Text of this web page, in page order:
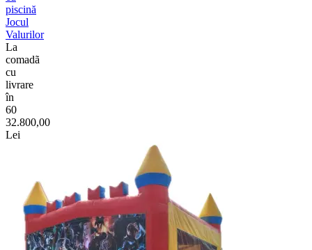
piscină
Jocul
Valurilor
La
comadã
cu
livrare
în
60
32.800,00
Lei